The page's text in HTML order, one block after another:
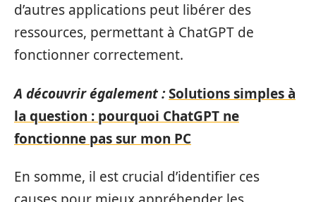
d’autres applications peut libérer des
ressources, permettant à ChatGPT de
fonctionner correctement.
A découvrir également :Solutions simples à
la question : pourquoi ChatGPT ne
fonctionne pas sur mon PC
En somme, il est crucial d’identifier ces